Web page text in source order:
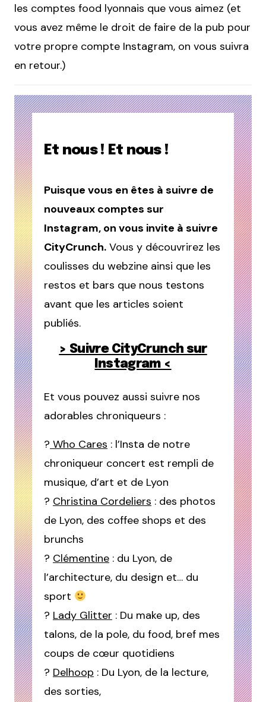
les comptes food lyonnais que vous aimez (et
vous avez même le droit de faire de la pub pour
votre propre compte Instagram, on vous suivra
en retour.)
Et nous ! Et nous !
Puisque vous en êtes à suivre de
nouveaux comptes sur
Instagram, on vous invite à suivre
CityCrunch. Vous y découvrirez les
coulisses du webzine ainsi que les
restos et bars que nous testons
avant que les articles soient
publiés.
> Suivre CityCrunch sur
Instagram <
Et vous pouvez aussi suivre nos
adorables chroniqueurs :
? Who Cares : l’Insta de notre
chroniqueur concert est rempli de
musique, d’art et de Lyon
? Christina Cordeliers : des photos
de Lyon, des coffee shops et des
brunchs
? Clémentine : du Lyon, de
l’architecture, du design et… du
sport
? Lady Glitter : Du make up, des
talons, de la pole, du food, bref mes
coups de cœur quotidiens
? Delhoop : Du Lyon, de la lecture,
des sorties,